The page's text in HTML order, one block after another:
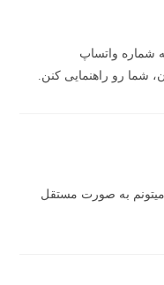
شماره واتساپ
به صورت مستقل